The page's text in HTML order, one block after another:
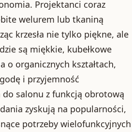
Projektanci coraz
welurem lub tkaniną
krzesła nie tylko piękne, ale
są miękkie, kubełkowe
o organicznych kształtach,
i przyjemność
do salonu z funkcją obrotową
zyskują na popularności,
potrzeby wielofunkcyjnych